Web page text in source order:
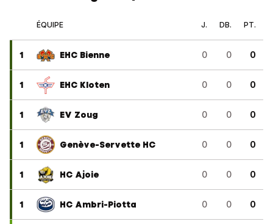
ÉQUIPE J. DB. PT.
1 EHC Bienne 0 0 0
1 EHC Kloten 0 0 0
1 EV Zoug 0 0 0
1 Genève-Servette HC 0 0 0
1 HC Ajoie 0 0 0
1 HC Ambri-Piotta 0 0 0